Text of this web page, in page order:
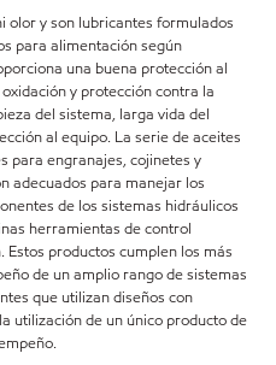
olor y son lubricantes formulados
para alimentación según
una buena protección al
y protección contra la
del sistema, larga vida del
al equipo. La serie de aceites
para engranajes, cojinetes y
adecuados para manejar los
de los sistemas hidráulicos
herramientas de control
productos cumplen los más
de un amplio rango de sistemas
que utilizan diseños con
utilización de un único producto de